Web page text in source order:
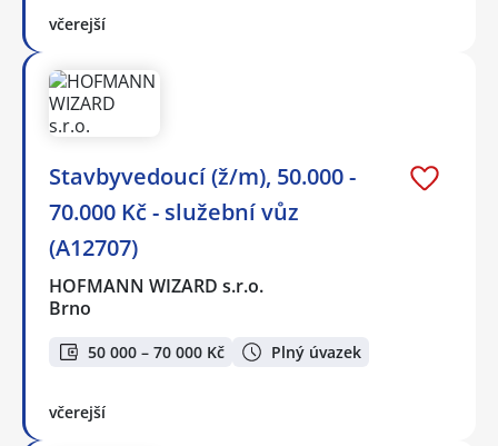
včerejší
Stavbyvedoucí (ž/m), 50.000 -
70.000 Kč - služební vůz
(A12707)
HOFMANN WIZARD s.r.o.
Brno
50 000 – 70 000 Kč Plný úvazek
včerejší